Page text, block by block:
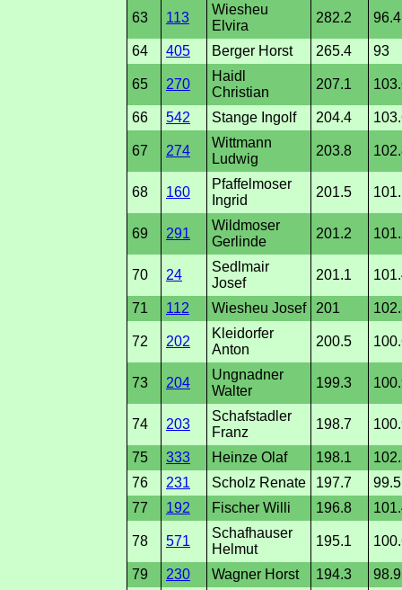
63 113
Wiesheu
Elvira
282.2 96.4
64 405 Berger Horst 265.4 93
65 270
Haidl
Christian
207.1
66 542 Stange Ingolf 204.4
67 274
Wittmann
Ludwig
203.8
68 160
Pfaffelmoser
Ingrid
201.5
69 291
Wildmoser
Gerlinde
201.2
70 24
Sedlmair
Josef
201.1
71 112 Wiesheu Josef 201
72 202
Kleidorfer
Anton
200.5
73 204
Ungnadner
Walter
199.3
74 203
Schafstadler
Franz
198.7
75 333 Heinze Olaf 198.1
76
231 Scholz Renate 197.7
99.5
77
192 Fischer Willi 196.8
78 571
Schafhauser
Helmut
195.1
79 230 Wagner Horst 194.3 98.9